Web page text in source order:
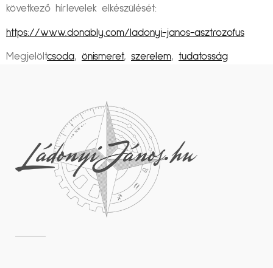
következő hírlevelek elkészülését:
https://www.donably.com/ladonyi-janos-asztrozofus
Megjelöltcsoda, önismeret, szerelem, tudatosság